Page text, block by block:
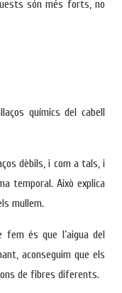
són més forts, no
químics del cabell
dèbils, i com a tals, i
temporal. Això explica
mullem.
fem és que l’aigua del
aconseguim que els
de fibres diferents.